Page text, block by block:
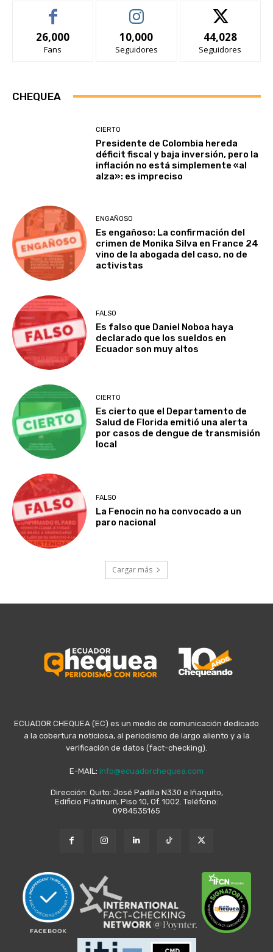
26,000
Fans
10,000
Seguidores
44,028
Seguidores
CHEQUEA
CIERTO
Presidente de Colombia hereda
déficit fiscal y baja inversión, pero la
inflación no está simplemente «al
alza»: es impreciso
ENGAÑOSO
Es engañoso: La confirmación del
crimen de Monika Silva en France 24
vino de la abogada del caso, no de
activistas
FALSO
Es falso que Daniel Noboa haya
declarado que los sueldos en
Ecuador son muy altos
CIERTO
Es cierto que el Departamento de
Salud de Florida emitió una alerta
por casos de dengue de transmisión
local
FALSO
La Fenocin no ha convocado a un
paro nacional
Cargar más
ECUADOR CHEQUEA (EC) es un medio de comunicación dedicado
a la cobertura noticiosa, al periodismo de largo aliento y a la
verificación de datos (fact-checking).
E-MAIL: info@ecuadorchequea.com
Dirección: Quito: José Padilla N330 e Iñaquito,
Edificio Platinum, Piso 10, Of. 1002. Teléfono:
0984535165